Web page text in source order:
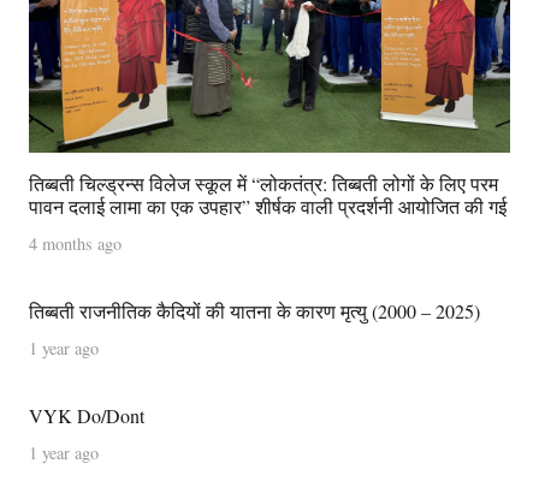
तिब्बती चिल्ड्रन्स विलेज स्कूल में “लोकतंत्र: तिब्बती लोगों के लिए परम
पावन दलाई लामा का एक उपहार” शीर्षक वाली प्रदर्शनी आयोजित की गई
4 months ago
तिब्बती राजनीतिक कैदियों की यातना के कारण मृत्यु (2000 – 2025)
1 year ago
VYK Do/Dont
1 year ago